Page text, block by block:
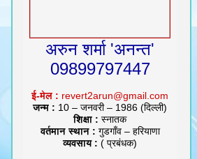
अरुन शर्मा 'अनन्त'
09899797447
ई-मेल : revert2arun@gmail.com
जन्म : 10 – जनवरी – 1986 (दिल्ली)
शिक्षा : स्नातक
वर्तमान स्थान : गुडगाँव – हरियाणा
व्यवसाय : ( प्रबंधक)